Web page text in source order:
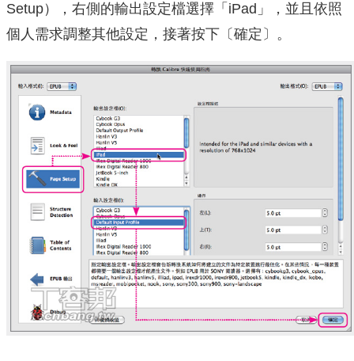
Setup），右側的輸出設定檔選擇「iPad」，並且依照
個人需求調整其他設定，接著按下〔確定〕。